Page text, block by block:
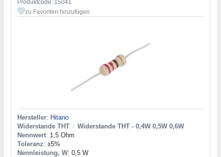
Produktcode: 15041
zu Favoriten hinzufügen
Hersteller: Hitano
Widerstande THT > Widerstande THT - 0,4W 0,5W 0,6W
Nennwert: 1,5 Ohm
Toleranz: ±5%
Nennleistung, W: 0,5 W